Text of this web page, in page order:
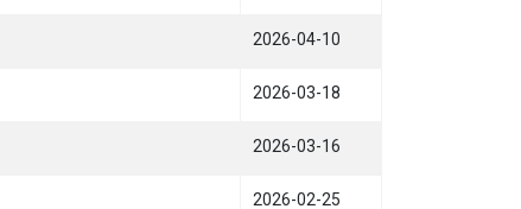
2026-04-10
2026-03-18
2026-03-16
2026-02-25